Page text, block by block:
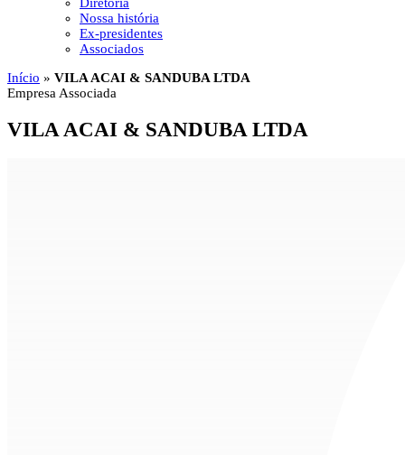
Nossa história
Ex-presidentes
Associados
Início » VILA ACAI & SANDUBA LTDA
Empresa Associada
VILA ACAI & SANDUBA LTDA